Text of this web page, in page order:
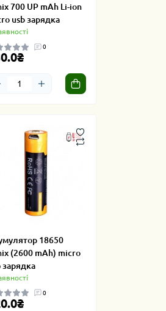
700 UP mAh Li-ion
usb зарядка
0
18650
(2600 mAh) micro
зарядка
0